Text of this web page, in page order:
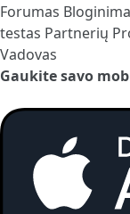
Forumas
testas Partnerių
Vadovas
Gaukite savo